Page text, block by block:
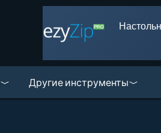
Другие инструменты